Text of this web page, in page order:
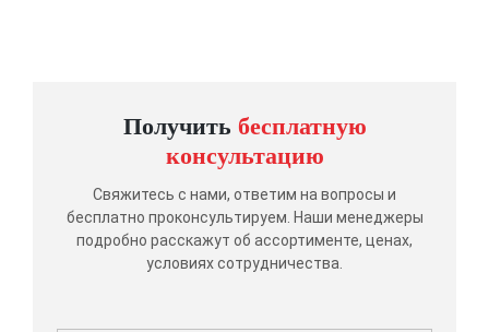
Получить бесплатную
консультацию
Свяжитесь с нами, ответим на вопросы и
бесплатно проконсультируем. Наши менеджеры
подробно расскажут об ассортименте, ценах,
условиях сотрудничества.